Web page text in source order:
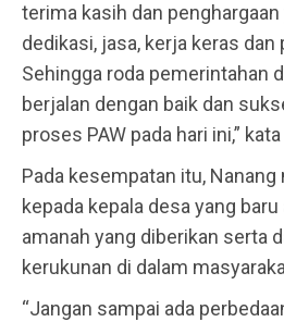
terima kasih dan
dedikasi, jasa, kerja keras dan
Sehingga roda pemerintahan
berjalan dengan baik dan
proses PAW pada hari ini,”
Pada kesempatan itu,
kepada kepala desa yang
amanah yang diberikan serta
kerukunan di dalam
“Jangan sampai ada